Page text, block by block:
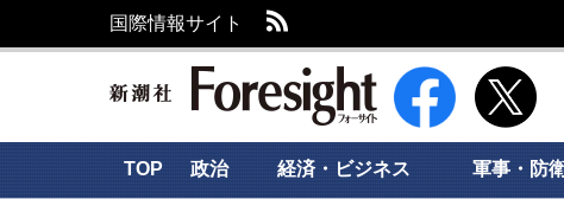
国際情報サイト
新潮社 Foresight フォ
TOP 政治 経済・ビジネス 軍事・防